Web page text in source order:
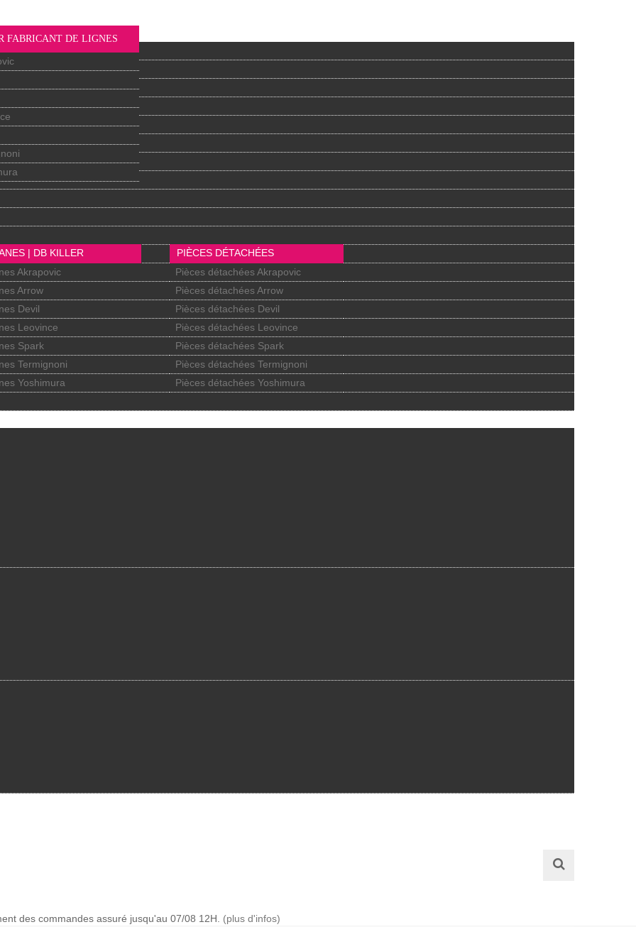
FABRICANT DE LIGNES
| DB KILLER
Akrapovic
Arrow
Devil
Leovince
Spark
Termignoni
Yoshimura
PIÈCES DÉTACHÉES
Pièces détachées Akrapovic
Pièces détachées Arrow
Pièces détachées Devil
Pièces détachées Leovince
Pièces détachées Spark
Pièces détachées Termignoni
Pièces détachées Yoshimura
des commandes assuré jusqu'au 07/08 12H. (plus d'infos)